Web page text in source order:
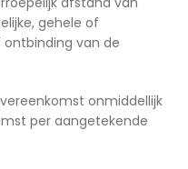
gehele of
van de
onmiddellijk
per aangetekende